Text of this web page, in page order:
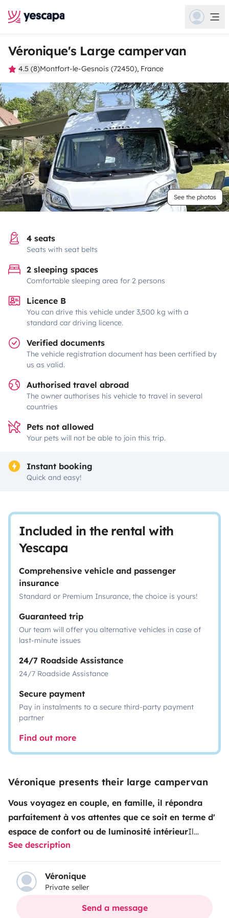
Véronique's Large campervan
4.5 (8)Montfort-le-Gesnois (72450), France
See the photos
4 seats
Seats with seat belts
2 sleeping spaces
Comfortable sleeping area for 2 persons
Licence B
You can drive this vehicle under 3,500 kg with a
standard car driving licence.
Verified documents
The vehicle registration document has been certified by
us as valid.
Authorised travel abroad
The owner authorises his vehicle to travel in several
countries
Pets not allowed
Your pets will not be able to join this trip.
Instant booking
Quick and easy!
Included in the rental with
Yescapa
Comprehensive vehicle and passenger
insurance
Standard or Premium Insurance, the choice is yours!
Guaranteed trip
Our team will offer you alternative vehicles in case of
last-minute issues
24/7 Roadside Assistance
24/7 Roadside Assistance
Secure payment
Pay in instalments to a secure third-party payment
partner
Find out more
Véronique presents their large campervan
Vous voyagez en couple, en famille, il répondra
parfaitement à vos attentes que ce soit en terme d'
espace de confort ou de luminosité intérieurIl
convient très bien à un couple pour une escapade pour
vos vacances, ou le week-end été comme hiver.
(équipée pour voyager à 4 places assises et dormir à
Véhicule de moins de 2.90 m de haut qui peut se
faufiler partout en ville et qui se conduit comme une
See description
Véronique
Private seller
Send a message